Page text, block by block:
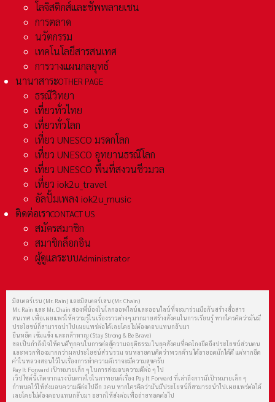
โลจิสติกส์และชัพพลายเชน
การตลาด
นวัตกรรม
เทคโนโลยีสารสนเทศ
การวางแผนกลยุทธ์
นานาสาระOTHER PAGE
ธรณีวิทยา
เที่ยวทั่วไทย
เที่ยวทั่วโลก
เที่ยว UNESCO มรดกโลก
เที่ยว UNESCO อุทยานธรณีโลก
เที่ยว UNESCO พื้นที่สงวนชีวมวล
เที่ยว iok2u_travel
อัลปั้มเพลง iok2u_music
ติดต่อเราCONTACT US
สมัครสมาชิก
สมาชิกล็อกอิน
ผู้ดูแลระบบAdministrator
มิสเตอร์เรน (Mr. Rain) และมิสเตอร์เชน (Mr. Chain)
Mr. Rain และ Mr. Chain สองพี่น้องในโลกออฟไลน์และออนไลน์ที่จะมาร่วมมือกันสร้างสื่อสาร
สนเทศ เพื่อเผยแพร่ให้ความรู้ในเรื่องราวต่างๆ มากมายสร้างสังคมในการเรียนรู้ หากใครคิดว่ามันมี
ประโยชน์ก็สามารถนำไปเผยแพร่ต่อได้เลยโดยไม่ต้องตอบแทนกลับมา
ยืนหยัด เข้มแข็ง และกล้าหาญ (Stay Strong & Be Brave)
ขอเป็นกำลังใจให้คนดีทุกคนในการต่อสู้ความอยุติธรรม ในยุคสังคมที่คดโกงยึดถึงประโยชน์ส่วนตน
และพวกฟ้องมากกว่าผลประโยชน์ส่วนรวม จนหลายคนคิดว่าพวกด้านได้อายอดมักได้ดี แต่หากยึด
คำในหลวงสอนไว้ในเรื่องการทำความดีเราจะมีความสุขครับ
Pay It Forward เป้าหมายเล็ก ๆ ในการส่งมอบความดีต่อ ๆ ไป
เว็ปไซต์นี้เกิดจากแรงบันดาลใจในภาพยนต์เรื่อง Pay It Forward ที่เล่าถึงการมีเป้าหมายเล็ก ๆ
กำหนดไว้ให้ส่งมอบความดีต่อไปอีก 3 คน หากใครคิดว่ามันมีประโยชน์ก็สามารถนำไปเผยแพร่ต่อได้
เลยโดยไม่ต้องตอบแทนกลับมา อยากให้ส่งต่อเพื่อถ่ายทอดต่อไป